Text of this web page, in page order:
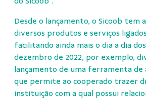
Desde o lançamento, o Sicoob tem
diversos produtos e serviços
facilitando ainda mais o dia a dia
dezembro de 2022, por exemplo,
lançamento de uma ferramenta
que permite ao cooperado trazer
instituição com a qual possui